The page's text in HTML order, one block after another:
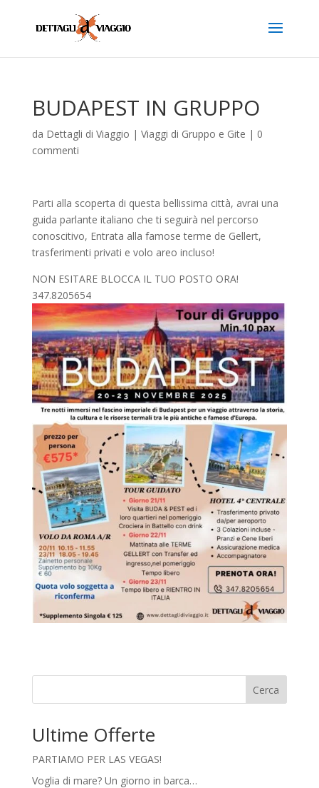
BUDAPEST IN GRUPPO
da Dettagli di Viaggio | Viaggi di Gruppo e Gite | 0
commenti
Parti alla scoperta di questa bellissima città, avrai una
guida parlante italiano che ti seguirà nel percorso
conoscitivo, Entrata alla famose terme de Gellert,
trasferimenti privati e volo areo incluso!
NON ESITARE BLOCCA IL TUO POSTO ORA!
347.8205654
Cerca
Ultime Offerte
PARTIAMO PER LAS VEGAS!
Voglia di mare? Un giorno in barca…